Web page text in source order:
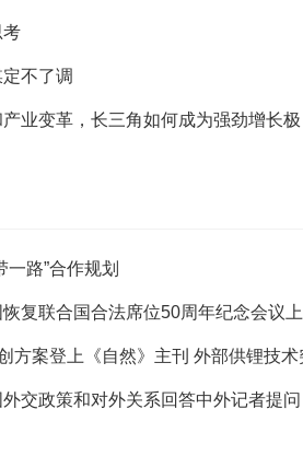
考
不了调
业变革，长三角如何成为强劲增长极
路”合作规划
复联合国合法席位50周年纪念会议
方案登上《自然》主刊 外部供锂技
交政策和对外关系回答中外记者提问